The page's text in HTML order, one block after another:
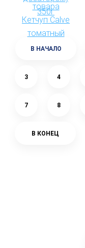
В НАЧАЛО
3 4
7 8
В КОНЕЦ